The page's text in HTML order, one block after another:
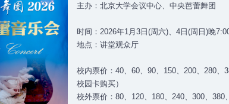
主办：北京大学会议中心、中央芭蕾舞团
时间：2026年1月3日(周六)、4日(周日)晚
地点：讲堂观众厅
校内票价：40、60、90、150、200、280、
校园卡购买）
校外票价：80、120、180、240、300、380